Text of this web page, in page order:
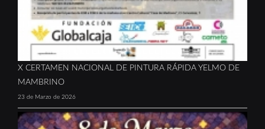
X CERTAMEN NACIONAL DE PINTURA RÁPIDA YELMO DE
MAMBRINO
23 de Marzo de 2026